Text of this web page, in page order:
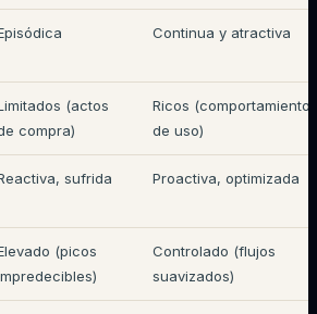
Continua y atractiva
(actos
compra)
Ricos (comportamientos
de uso)
sufrida Proactiva, optimizada
(picos
Controlado (flujos
suavizados)